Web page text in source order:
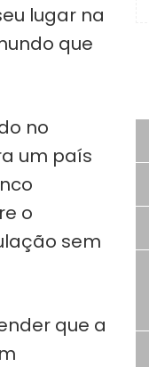
lugar na
que
no
um país
o
sem
que a